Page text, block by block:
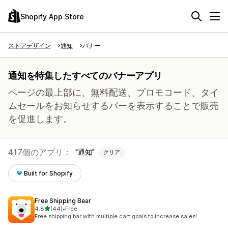
Shopify App Store
ストアデザイン 通知 バナー
通知を特集したすべてのバナーアプリ
ページの最上部に、無料配送、プロモコード、タイ
ムセールをお知らせするバーを表示することで販売
を促進します。
417個のアプリ： 通知 クリア
Built for Shopify
Free Shipping Bear
4.85つ星中
(44)
合計レビュー数：44件
•Free
Free shipping bar with multiple cart goals to increase sales!